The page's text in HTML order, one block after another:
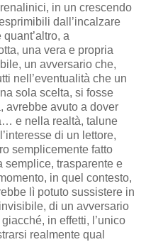
in un crescendo
dall’incalzare
a
una vera e propria
un avversario che,
nell’eventualità che un
sola scelta, si fosse
avrebbe avuto a dover
e nella realtà, talune
di un lettore,
semplicemente fatto
semplice, trasparente e
in quel contesto,
lì potuto sussistere in
di un avversario
in effetti, l’unico
realmente qual